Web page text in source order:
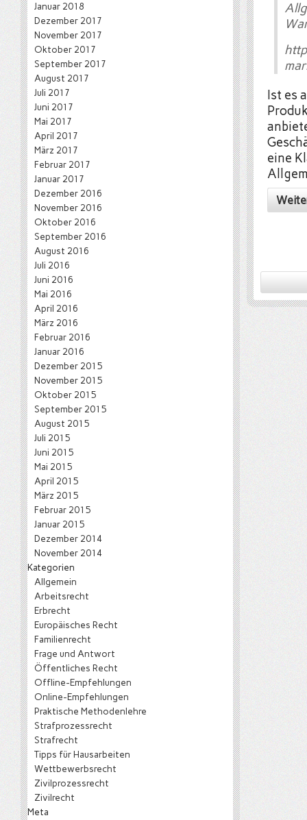
Ist es
eine
Januar 2018
Dezember 2017
November 2017
Oktober 2017
September 2017
August 2017
Juli 2017
Juni 2017
Mai 2017
April 2017
März 2017
Februar 2017
Januar 2017
Dezember 2016
November 2016
Oktober 2016
September 2016
August 2016
Juli 2016
Juni 2016
Mai 2016
April 2016
März 2016
Februar 2016
Januar 2016
Dezember 2015
November 2015
Oktober 2015
September 2015
August 2015
Juli 2015
Juni 2015
Mai 2015
April 2015
März 2015
Februar 2015
Januar 2015
Dezember 2014
November 2014
Kategorien
Allgemein
Arbeitsrecht
Erbrecht
Europäisches Recht
Familienrecht
Frage und Antwort
Öffentliches Recht
Offline-Empfehlungen
Online-Empfehlungen
Praktische Methodenlehre
Strafprozessrecht
Strafrecht
Tipps für Hausarbeiten
Wettbewerbsrecht
Zivilprozessrecht
Zivilrecht
Meta